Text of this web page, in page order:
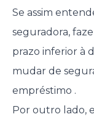
Se assim
seguradora,
prazo inferior à
mudar de
empréstimo .
Por outro lado,